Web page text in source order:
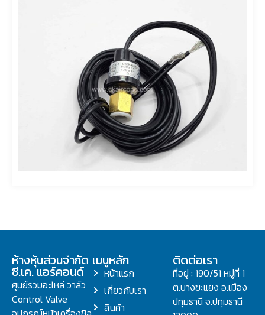
ห้างหุ้นส่วนจำกัด
ซี.เค. แอร์คอนด์
ศูนย์รวมอะไหล่ วาล์ว
Control Valve
เมนูหลัก
หน้าแรก
เกี่ยวกับเรา
สินค้า
ติดต่อเรา
ที่อยู่ : 190/51 หมู่ที่ 1
ต.บางขะแยง อ.เมือง
ปทุมธานี จ.ปทุมธานี